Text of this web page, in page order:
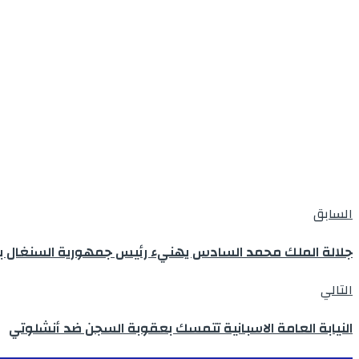
السابق
جلالة الملك محمد السادس يهنيء رئيس جمهورية السنغال بمناسبة
التالي
النيابة العامة الاسبانية تتمسك بعقوبة السجن ضد أنشلوتي